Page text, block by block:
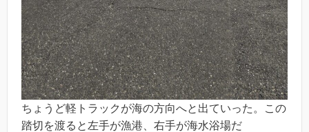
ちょうど軽トラックが海の方向へと出ていった。この
踏切を渡ると左手が漁港、右手が海水浴場だ